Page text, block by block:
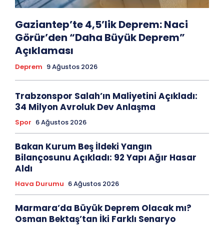
Gaziantep’te 4,5’lik Deprem: Naci
Görür’den “Daha Büyük Deprem”
Açıklaması
Deprem 9 Ağustos 2026
Trabzonspor Salah’ın Maliyetini Açıkladı:
34 Milyon Avroluk Dev Anlaşma
Spor 6 Ağustos 2026
Bakan Kurum Beş İldeki Yangın
Bilançosunu Açıkladı: 92 Yapı Ağır Hasar
Aldı
Hava Durumu 6 Ağustos 2026
Marmara’da Büyük Deprem Olacak mı?
Osman Bektaş’tan İki Farklı Senaryo